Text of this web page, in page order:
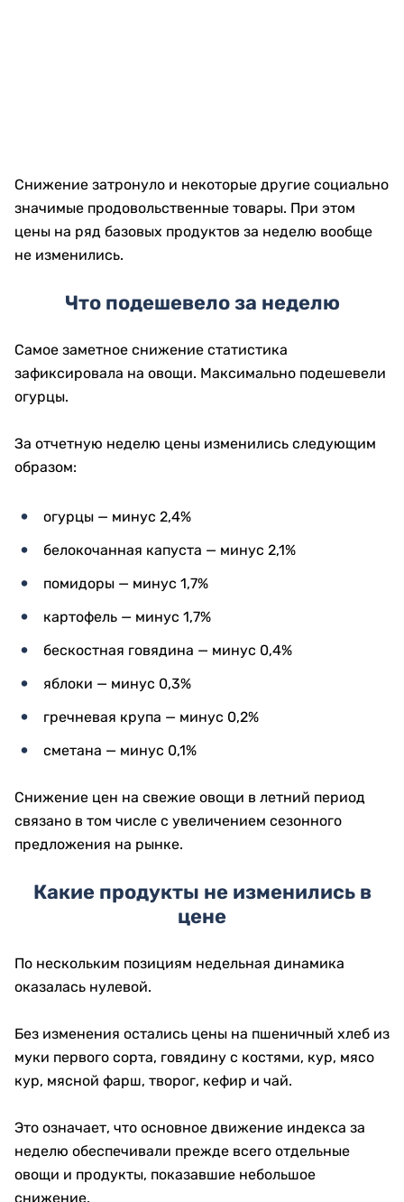
Снижение затронуло и некоторые другие социально
значимые продовольственные товары. При этом
цены на ряд базовых продуктов за неделю вообще
не изменились.
Что подешевело за неделю
Самое заметное снижение статистика
зафиксировала на овощи. Максимально подешевели
огурцы.
За отчетную неделю цены изменились следующим
образом:
огурцы — минус 2,4%
белокочанная капуста — минус 2,1%
помидоры — минус 1,7%
картофель — минус 1,7%
бескостная говядина — минус 0,4%
яблоки — минус 0,3%
гречневая крупа — минус 0,2%
сметана — минус 0,1%
Снижение цен на свежие овощи в летний период
связано в том числе с увеличением сезонного
предложения на рынке.
Какие продукты не изменились в
цене
По нескольким позициям недельная динамика
оказалась нулевой.
Без изменения остались цены на пшеничный хлеб из
муки первого сорта, говядину с костями, кур, мясо
кур, мясной фарш, творог, кефир и чай.
Это означает, что основное движение индекса за
неделю обеспечивали прежде всего отдельные
овощи и продукты, показавшие небольшое
снижение.